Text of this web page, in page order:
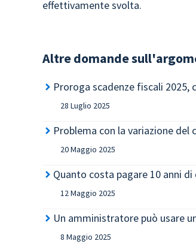
effettivamente svolta.
Altre domande
Proroga scadenze fiscali 2025,
28 Luglio 2025
Problema con la variazione del
20 Maggio 2025
Quanto costa pagare 10 anni
12 Maggio 2025
Un amministratore può usare
8 Maggio 2025